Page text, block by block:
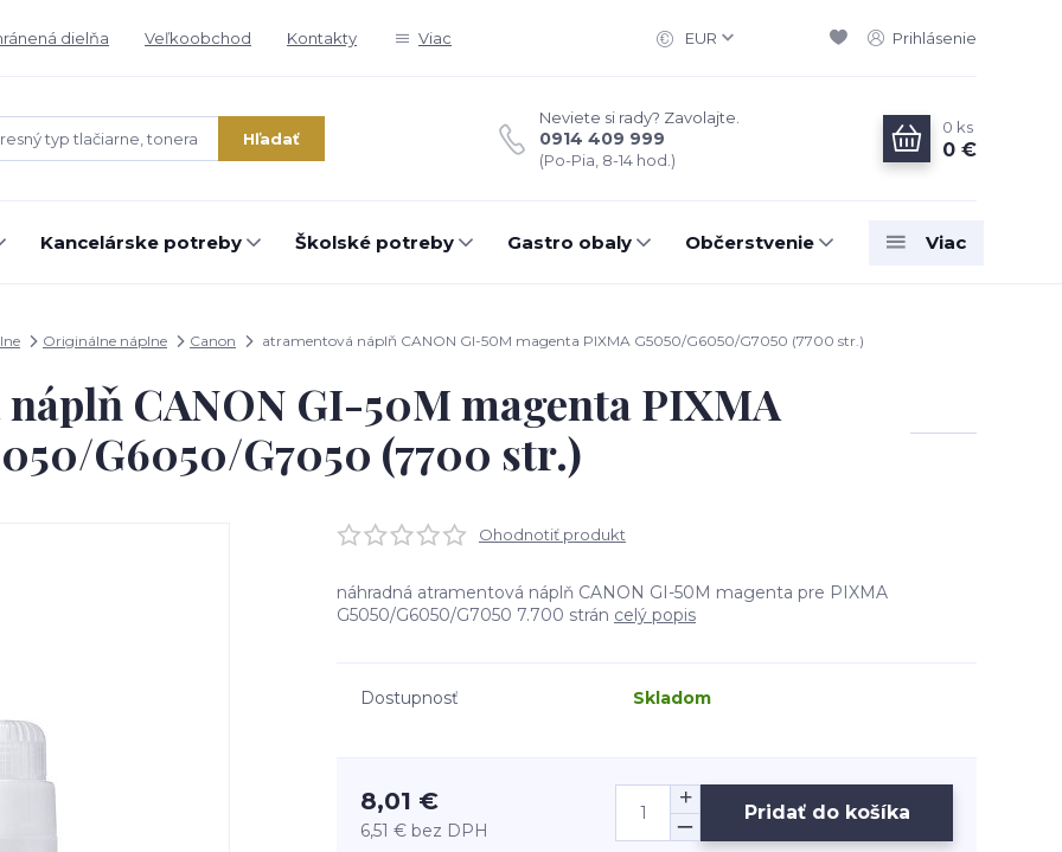
dielňa Veľkoobchod Kontakty Viac EUR Prihlásenie
Hľadať
Neviete si rady? Zavolajte.
0914 409 999
(Po-Pia, 8-14 hod.)
0 ks
0 €
Kancelárske potreby Školské potreby Gastro obaly Občerstvenie Viac
Originálne náplne Canon atramentová náplň CANON GI-50M magenta PIXMA G5050/G6050/G7050 (7700 str.)
CANON GI-50M magenta PIXMA
G6050/G7050 (7700 str.)
Ohodnotiť produkt
náhradná atramentová náplň CANON GI-50M magenta pre PIXMA
G5050/G6050/G7050 7.700 strán celý popis
Dostupnosť Skladom
8,01 €
6,51 € bez DPH
Pridať do košíka